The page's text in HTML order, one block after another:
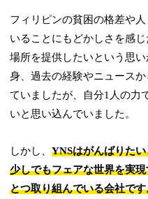
フィリピンの貧困の格差や
いることにもどかしさを感
場所を提供したいという思
身、過去の経験やニュース
ていましたが、自分1人の力
いと思い込んでいました。
しかし、YNSはがんばりた
少しでもフェアな世界を実
とつ取り組んでいる会社です